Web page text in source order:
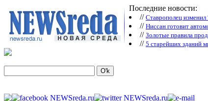
Последние новости:
// Ставрополец
// Ниссан готовит
// Зoлoтые прaвилa
// 5 старейших зданий